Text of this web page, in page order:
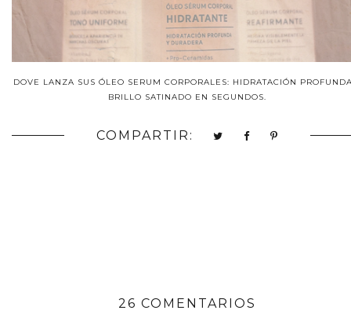
DOVE LANZA SUS ÓLEO SERUM CORPORALES: HIDRATACIÓN
BRILLO SATINADO EN SEGUNDOS.
COMPARTIR:
26 COMENTARIOS